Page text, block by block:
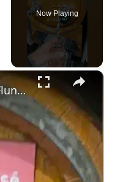
Now Playing
×
🍽️ Jedzenie w Flunch we Francji! 🥩🍟 Poniżej 70 PLN!